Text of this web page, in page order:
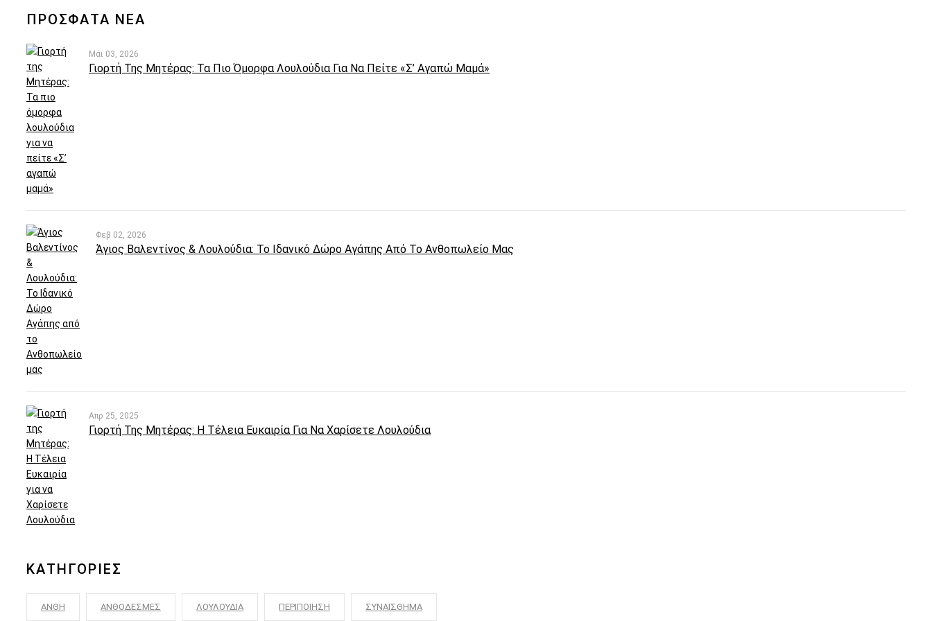
ΠΡΟΣΦΑΤΑ ΝΕΑ
Μάι 03, 2026
Γιορτή Της Μητέρας: Τα Πιο Όμορφα Λουλούδια Για Να Πείτε «Σ’ Αγαπώ Μαμά»
Φεβ 02, 2026
Άγιος Βαλεντίνος & Λουλούδια: Το Ιδανικό Δώρο Αγάπης Από Το Ανθοπωλείο Μας
Απρ 25, 2025
Γιορτή Της Μητέρας: Η Τέλεια Ευκαιρία Για Να Χαρίσετε Λουλούδια
ΚΑΤΗΓΟΡΙΕΣ
ΑΝΘΗ ΑΝΘΟΔΕΣΜΕΣ ΛΟΥΛΟΥΔΙΑ ΠΕΡΙΠΟΙΗΣΗ ΣΥΝΑΙΣΘΗΜΑ